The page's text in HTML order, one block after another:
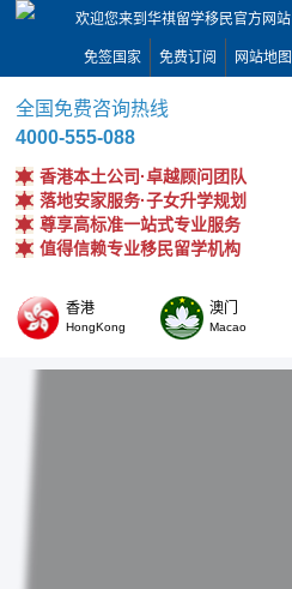
欢迎您来到华祺留学移民官方网站
免签国家 免费订阅 网站地图
全国免费咨询热线
4000-555-088
香港本土公司·卓越顾问团队
落地安家服务·子女升学规划
尊享高标准一站式专业服务
值得信赖专业移民留学机构
香港
HongKong
澳门
Macao